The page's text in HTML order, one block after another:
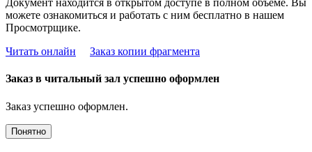
Документ находится в открытом доступе в полном объёме. Вы
можете ознакомиться и работать с ним бесплатно в нашем
Просмотрщике.
Читать онлайн
Заказ копии фрагмента
Заказ в читальный зал успешно оформлен
Заказ успешно оформлен.
Понятно